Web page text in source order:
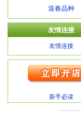
送春品种
友情连接
友情连接
新手必读